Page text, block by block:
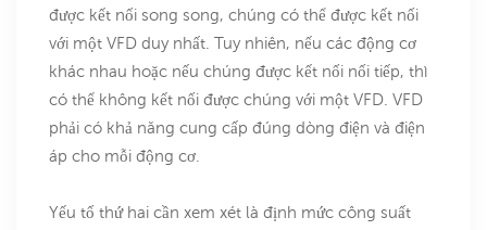
được kết nối song song, chúng có thể được kết nối
với một VFD duy nhất. Tuy nhiên, nếu các động cơ
khác nhau hoặc nếu chúng được kết nối nối tiếp, thì
có thể không kết nối được chúng với một VFD. VFD
phải có khả năng cung cấp đúng dòng điện và điện
áp cho mỗi động cơ.
Yếu tố thứ hai cần xem xét là định mức công suất